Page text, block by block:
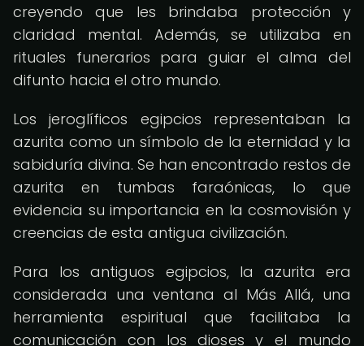
creyendo que les brindaba protección y
claridad mental. Además, se utilizaba en
rituales funerarios para guiar el alma del
difunto hacia el otro mundo.
Los jeroglíficos egipcios representaban la
azurita como un símbolo de la eternidad y la
sabiduría divina. Se han encontrado restos de
azurita en tumbas faraónicas, lo que
evidencia su importancia en la cosmovisión y
creencias de esta antigua civilización.
Para los antiguos egipcios, la azurita era
considerada una ventana al Más Allá, una
herramienta espiritual que facilitaba la
comunicación con los dioses y el mundo